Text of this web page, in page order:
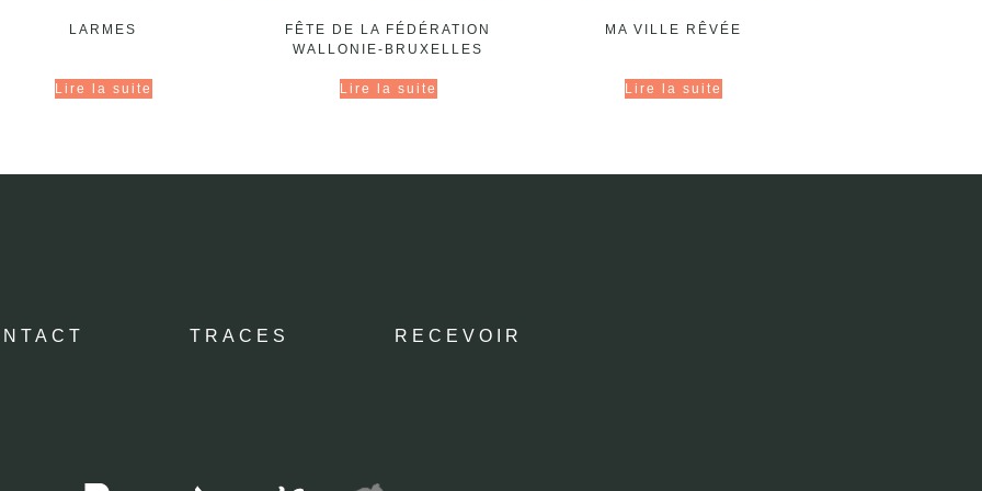
LARMES
Lire la suite
FÊTE DE LA FÉDÉRATION
WALLONIE-BRUXELLES
Lire la suite
MA VILLE RÊVÉE
Lire la suite
TRACES RECEVOIR